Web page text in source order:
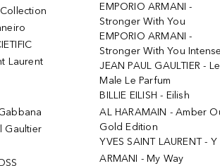
Laurent
Gaultier
EMPORIO ARMANI -
Stronger With You
EMPORIO ARMANI -
Stronger With You
JEAN PAUL GAULTIER - Le
Male Le Parfum
BILLIE EILISH - Eilish
AL HARAMAIN - Amber
Gold Edition
YVES SAINT LAURENT - Y
ARMANI - My Way